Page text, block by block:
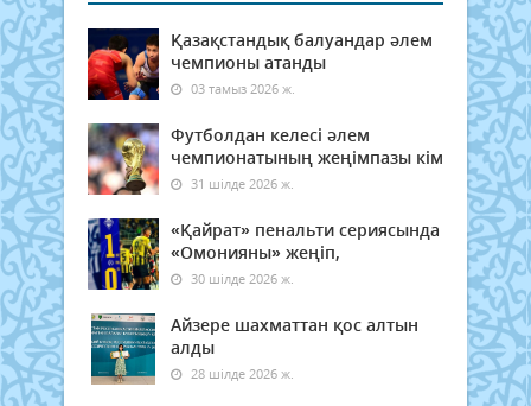
Қазақстандық балуандар әлем
чемпионы атанды
03 тамыз 2026 ж.
Футболдан келесі әлем
чемпионатының жеңімпазы кім
31 шілде 2026 ж.
«Қайрат» пенальти сериясында
«Омонияны» жеңіп,
30 шілде 2026 ж.
Айзере шахматтан қос алтын
алды
28 шілде 2026 ж.